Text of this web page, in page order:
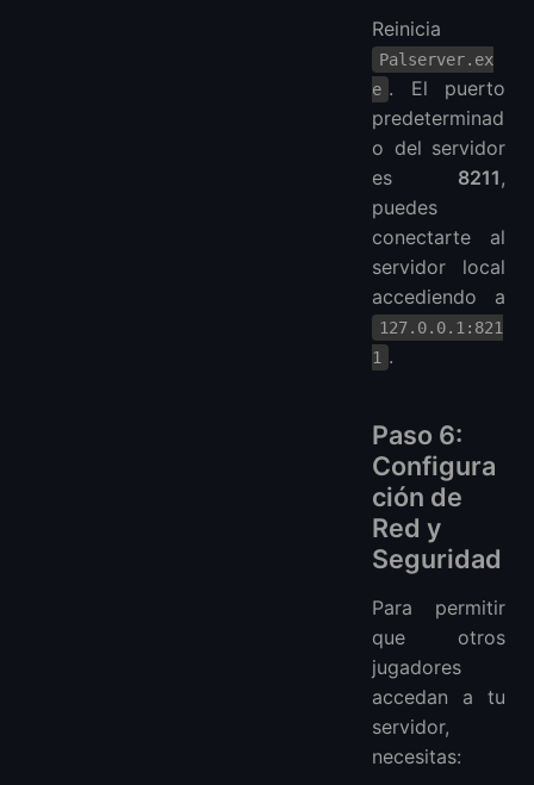
Reinicia
Palserver.ex
e . El puerto
predeterminad
o del servidor
es 8211 ,
puedes
conectarte al
servidor local
accediendo a
127.0.0.1:821
1 .
Paso 6:
Configura
ción de
Red y
Seguridad
Para permitir
que otros
jugadores
accedan a tu
servidor,
necesitas: